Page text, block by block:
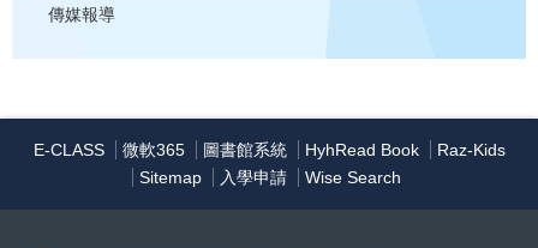
傳媒報導
E-CLASS 微軟365 圖書館系統 HyhRead Book
Raz-Kids
Sitemap
入學申請 Wise Search